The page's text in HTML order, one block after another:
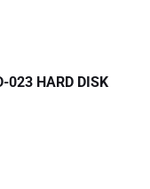
023 HARD DISK